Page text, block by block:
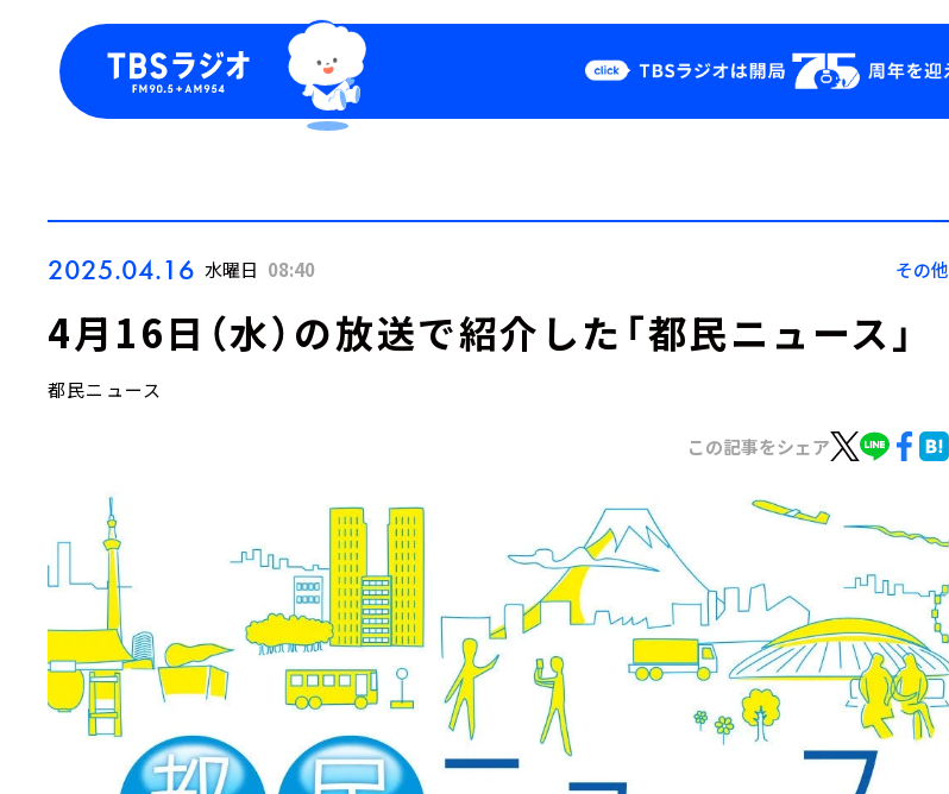
Podcast
YouTube
2025.04.16 水曜日 08:40 その他
4月16日（水）の放送で紹介した「都民ニュース」
都民ニュース
この記事をシェア